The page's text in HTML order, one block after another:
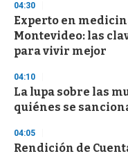
04:30
Experto en
Montevideo: las
para vivir mejor
04:10
La lupa sobre las
quiénes se
04:05
Rendición de